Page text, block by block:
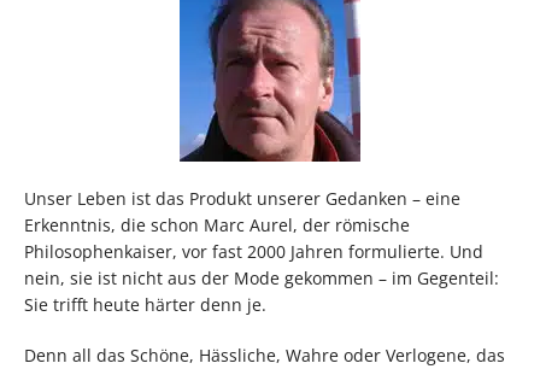
Unser Leben ist das Produkt unserer Gedanken – eine
Erkenntnis, die schon Marc Aurel, der römische
Philosophenkaiser, vor fast 2000 Jahren formulierte. Und
nein, sie ist nicht aus der Mode gekommen – im Gegenteil:
Sie trifft heute härter denn je.
Denn all das Schöne, Hässliche, Wahre oder Verlogene, das